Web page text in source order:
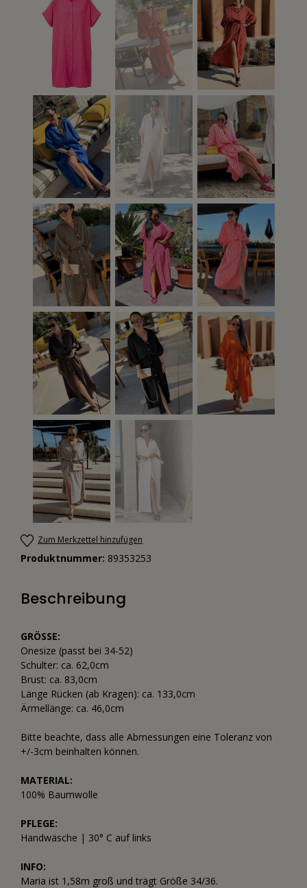
Zum Merkzettel hinzufügen
Produktnummer: 89353253
Beschreibung
GRÖSSE:
Onesize (passt bei 34-52)
Schulter: ca. 62,0cm
Brust: ca. 83,0cm
Länge Rücken (ab Kragen): ca. 133,0cm
Ärmellänge: ca. 46,0cm
Bitte beachte, dass alle Abmessungen eine Toleranz von
+/-3cm beinhalten können.
MATERIAL:
100% Baumwolle
PFLEGE:
Handwäsche | 30° C auf links
INFO:
Maria ist 1,58m groß und trägt Größe 34/36.